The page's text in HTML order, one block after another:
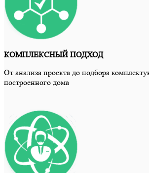
КОМПЛЕКСНЫЙ ПОДХОД
От анализа проекта до подбора
построенного дома